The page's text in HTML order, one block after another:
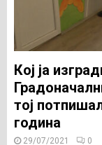
Кој ја
тој
година
29/07/2021 0